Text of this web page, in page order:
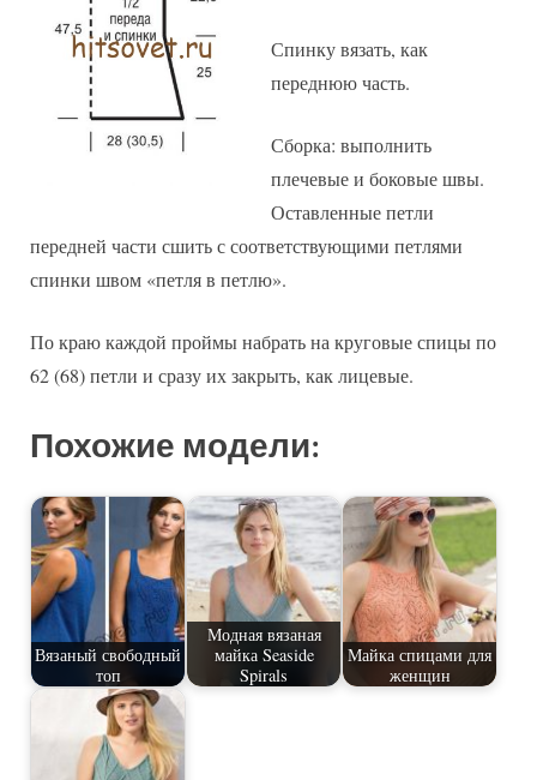
Спинку вязать, как
переднюю часть.
Сборка: выполнить
плечевые и боковые швы.
Оставленные петли
передней части сшить с соответствующими петлями
спинки швом «петля в петлю».
По краю каждой проймы набрать на круговые спицы по
62 (68) петли и сразу их закрыть, как лицевые.
Похожие модели:
Вязаный свободный
топ
Модная вязаная
майка Seaside
Spirals
Майка спицами для
женщин